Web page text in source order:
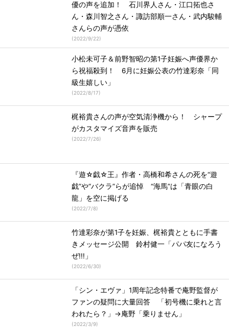
優の声を追加！ 石川界人さん・江口拓也さ
ん・森川智之さん・諏訪部順一さん・武内駿輔
さんらの声が憑依
(2022/9/22)
小松未可子＆前野智昭の第1子妊娠へ声優界か
ら祝福殺到！ 6月に妊娠公表の竹達彩奈「同
級生嬉しい」
(2022/8/17)
梶裕貴さんの声が空気清浄機から！ シャープ
がカスタマイズ音声を販売
(2022/7/26)
『遊☆戯☆王』作者・高橋和希さんの死を“遊
戯”や“バクラ”らが追悼 “海馬”は「青眼の白
龍」を空に掲げる
(2022/7/8)
竹達彩奈が第1子を妊娠、梶裕貴とともに手書
きメッセージ公開 鈴村健一「パパ友になろう
ぜ!!!」
(2022/6/30)
「シン・エヴァ」1周年記念特番で庵野監督が
ファンの疑問に大量回答 「初号機に乗れと言
われたら？」→庵野「乗りません」
(2022/3/9)